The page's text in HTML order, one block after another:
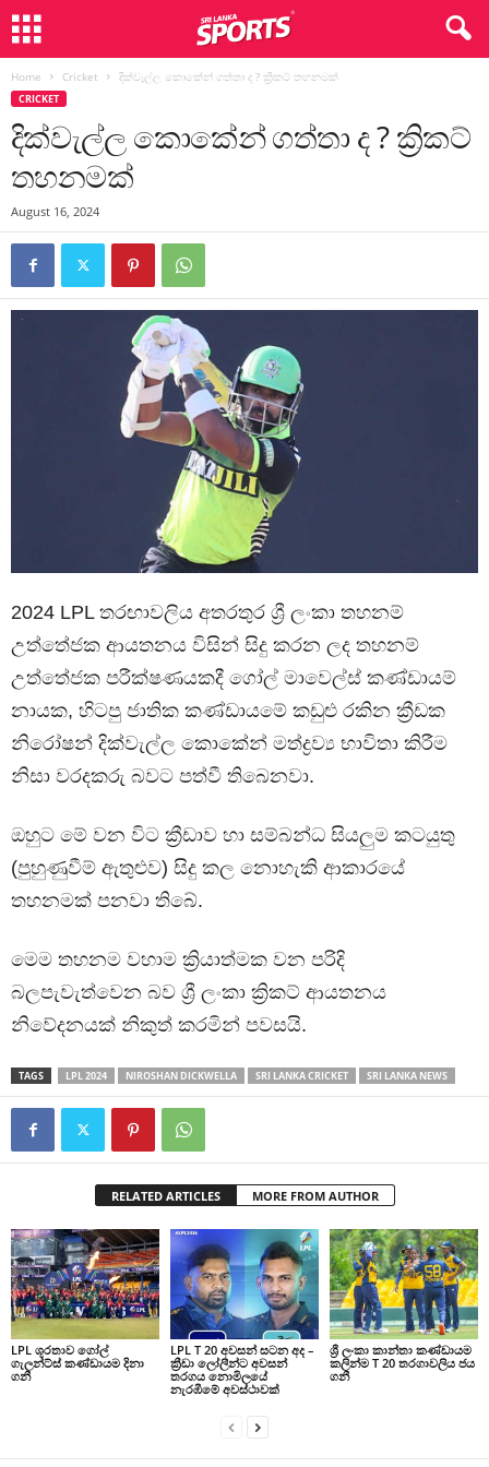
Home Cricket දික්වැල්ල කොකේන් ගත්තා ද ? ක්‍රිකට් තහනමක්
CRICKET
දික්වැල්ල කොකේන් ගත්තා ද ? ක්‍රිකට්
තහනමක්
August 16, 2024
2024 LPL තරඟාවලිය අතරතුර ශ්‍රී ලංකා තහනම්
උත්තේජක ආයතනය විසින් සිදු කරන ලද තහනම්
උත්තේජක පරීක්ෂණයකදී ගෝල් මාවෙල්ස් කණ්ඩායම්
නායක, හිටපු ජාතික කණ්ඩායමේ කඩුළු රකින ක්‍රීඩක
නිරෝෂන් දික්වැල්ල කොකේන් මත්ද්‍රව්‍ය භාවිතා කිරීම
නිසා වරදකරු බවට පත්වී තිබෙනවා.
ඔහුට මේ වන විට ක්‍රීඩාව හා සම්බන්ධ සියලුම කටයුතු
(පුහුණුවීම් ඇතුළුව) සිදු කල නොහැකි ආකාරයේ
තහනමක් පනවා තිබේ.
මෙම තහනම වහාම ක්‍රියාත්මක වන පරිදි
බලපැවැත්වෙන බව ශ්‍රී ලංකා ක්‍රිකට් ආයතනය
නිවේදනයක් නිකුත් කරමින් පවසයි.
TAGS LPL 2024 NIROSHAN DICKWELLA SRI LANKA CRICKET SRI LANKA NEWS
RELATED ARTICLES MORE FROM AUTHOR
LPL ශූරතාව ගෝල්
ගැලන්ට්ස් කණ්ඩායම දිනා
ගනී
LPL T 20 අවසන් සටන අද –
ක්‍රීඩා ලෝලීන්ට අවසන්
තරගය නොමිලයේ
නැරඹීමේ අවස්ථාවක්
ශ්‍රී ලංකා කාන්තා කණ්ඩායම
කලින්ම T 20 තරගාවලිය ජය
ගනී